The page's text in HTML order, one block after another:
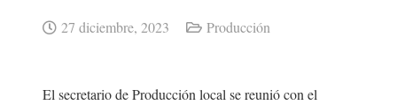
27 diciembre, 2023 Producción
El secretario de Producción local se reunió con el